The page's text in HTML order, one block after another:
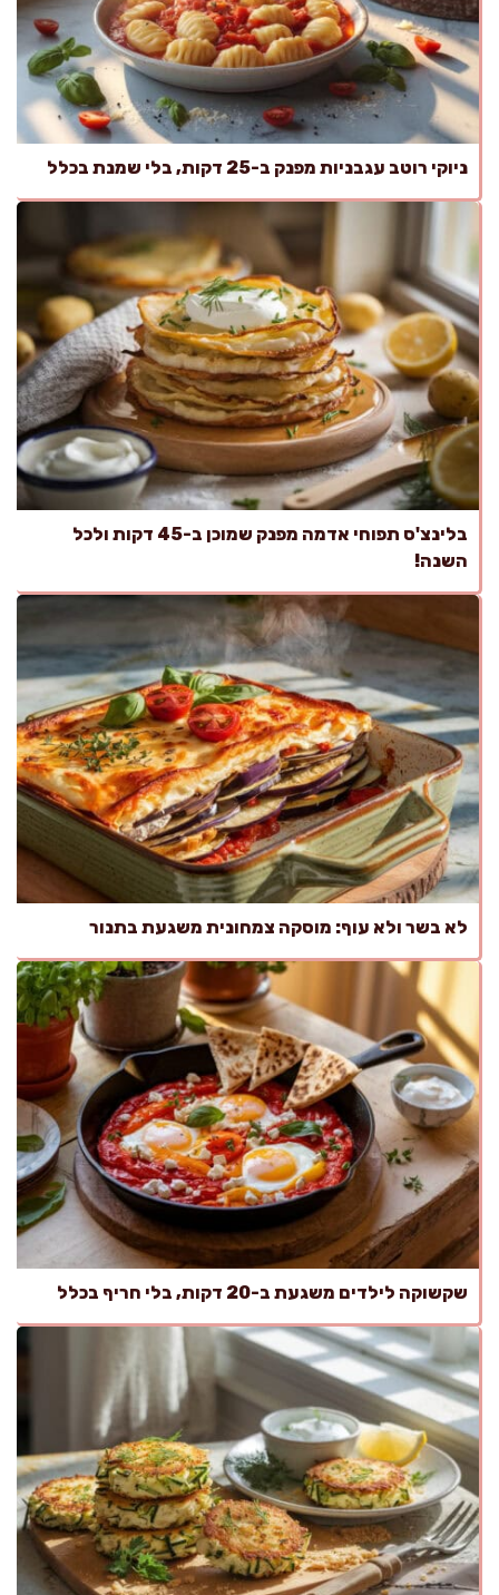
ניוקי רוטב עגבניות מפנק ב-25 דקות, בלי שמנת בכלל
בלינצ'ס תפוחי אדמה מפנק שמוכן ב-45 דקות ולכל
השנה!
לא בשר ולא עוף: מוסקה צמחונית משגעת בתנור
שקשוקה לילדים משגעת ב-20 דקות, בלי חריף בכלל